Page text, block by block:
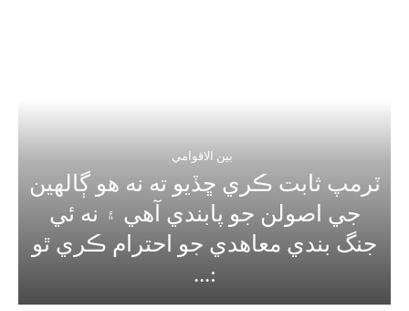
بين الاقوامي
ٽرمپ ثابت ڪري ڇڏيو ته نه هو ڳالهين
جي اصولن جو پابندي آهي ۽ نه ئي
جنگ بندي معاهدي جو احترام ڪري ٿو
:...